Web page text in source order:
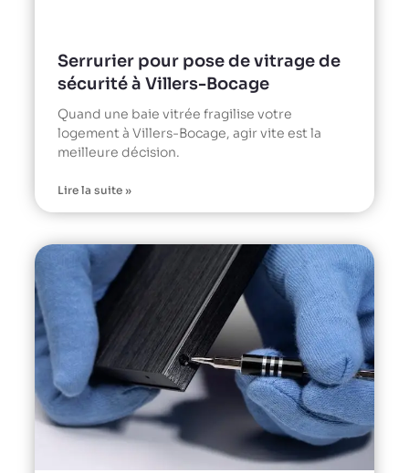
Serrurier pour pose de vitrage de
sécurité à Villers-Bocage
Quand une baie vitrée fragilise votre
logement à Villers-Bocage, agir vite est la
meilleure décision.
Lire la suite »